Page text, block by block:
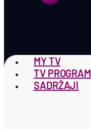
MY TV
TV PROGRAM
SADRŽAJI